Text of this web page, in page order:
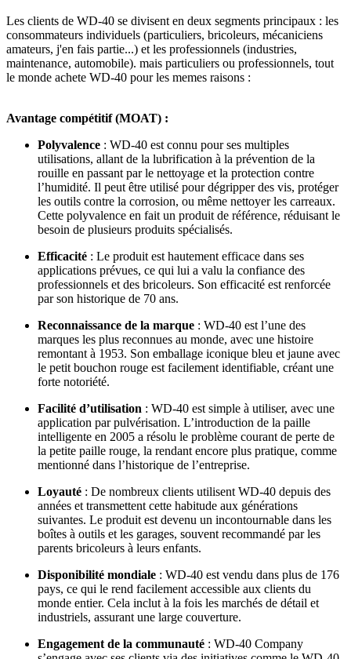
Les clients de WD-40 se divisent en deux segments principaux : les
consommateurs individuels (particuliers, bricoleurs, mécaniciens
amateurs, j'en fais partie...) et les professionnels (industries,
maintenance, automobile). mais particuliers ou professionnels, tout
le monde achete WD-40 pour les memes raisons :
Avantage compétitif (MOAT) :
Polyvalence : WD-40 est connu pour ses multiples
utilisations, allant de la lubrification à la prévention de la
rouille en passant par le nettoyage et la protection contre
l’humidité. Il peut être utilisé pour dégripper des vis, protéger
les outils contre la corrosion, ou même nettoyer les carreaux.
Cette polyvalence en fait un produit de référence, réduisant le
besoin de plusieurs produits spécialisés.
Efficacité : Le produit est hautement efficace dans ses
applications prévues, ce qui lui a valu la confiance des
professionnels et des bricoleurs. Son efficacité est renforcée
par son historique de 70 ans.
Reconnaissance de la marque : WD-40 est l’une des
marques les plus reconnues au monde, avec une histoire
remontant à 1953. Son emballage iconique bleu et jaune avec
le petit bouchon rouge est facilement identifiable, créant une
forte notoriété.
Facilité d’utilisation : WD-40 est simple à utiliser, avec une
application par pulvérisation. L’introduction de la paille
intelligente en 2005 a résolu le problème courant de perte de
la petite paille rouge, la rendant encore plus pratique, comme
mentionné dans l’historique de l’entreprise.
Loyauté : De nombreux clients utilisent WD-40 depuis des
années et transmettent cette habitude aux générations
suivantes. Le produit est devenu un incontournable dans les
boîtes à outils et les garages, souvent recommandé par les
parents bricoleurs à leurs enfants.
Disponibilité mondiale : WD-40 est vendu dans plus de 176
pays, ce qui le rend facilement accessible aux clients du
monde entier. Cela inclut à la fois les marchés de détail et
industriels, assurant une large couverture.
Engagement de la communauté : WD-40 Company